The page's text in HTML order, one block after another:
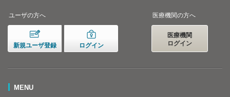
ユーザの方へ
新規ユーザ登録 ログイン
医療機関の方へ
医療機関
ログイン
MENU